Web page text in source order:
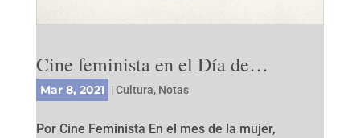
Cine feminista en el Día de…
Mar 8, 2021 |Cultura, Notas
Por Cine Feminista En el mes de la mujer,